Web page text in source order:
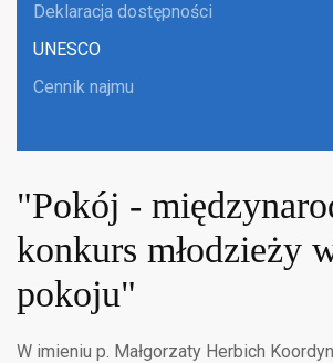
Deklaracja dostępności
UNESCO
Cennik najmu
"Pokój -
konkurs młodzieży
pokoju"
W imieniu p. Małgorzaty Herbich